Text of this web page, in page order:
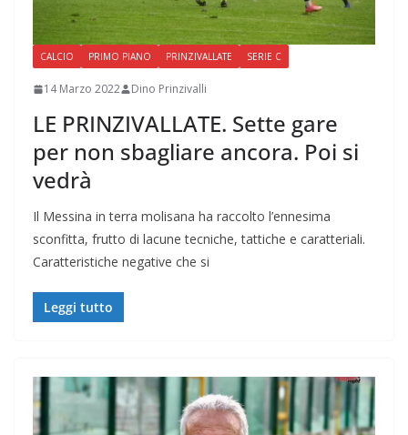
CALCIO PRIMO PIANO PRINZIVALLATE SERIE C
14 Marzo 2022 Dino Prinzivalli
LE PRINZIVALLATE. Sette gare
per non sbagliare ancora. Poi si
vedrà
Il Messina in terra molisana ha raccolto l’ennesima
sconfitta, frutto di lacune tecniche, tattiche e caratteriali.
Caratteristiche negative che si
Leggi tutto